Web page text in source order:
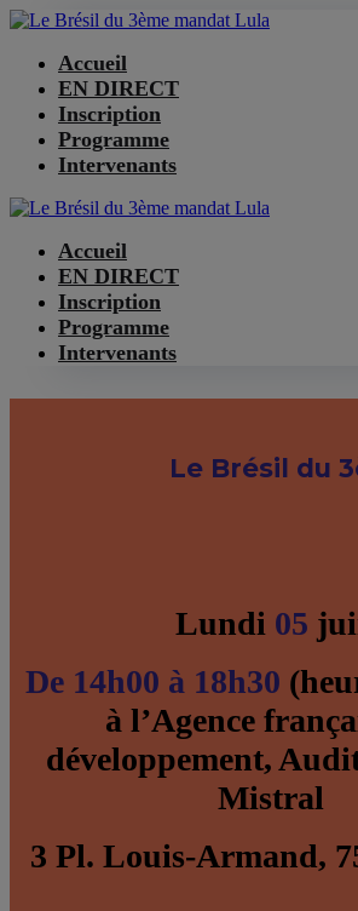
Accueil
EN DIRECT
Inscription
Programme
Intervenants
Accueil
EN DIRECT
Inscription
Programme
Intervenants
Le Brésil du
Lundi 05
De 14h00 à 18h30
à l’Agence
développement,
Mistral
3 Pl. Louis-Armand,